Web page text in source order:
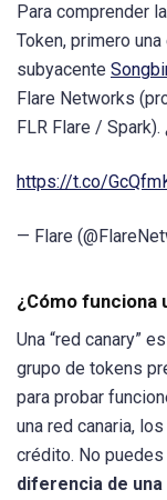
Para comprender
Token, primero
subyacente
Flare Networks
FLR Flare / Spark).
https://t.co/
— Flare
¿Cómo funciona
Una “red canary”
grupo de tokens
para probar
una red canaria,
crédito. No
diferencia de